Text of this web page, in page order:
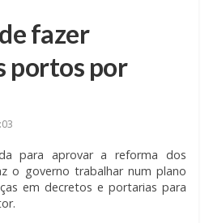
fazer
portos por
para aprovar a reforma dos
o governo trabalhar num plano
em decretos e portarias para